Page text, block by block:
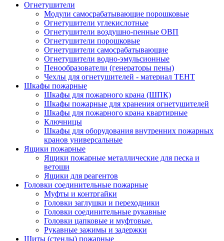
Огнетушители
Модули самосрабатывающие порошковые
Огнетушители углекислотные
Огнетушители воздушно-пенные ОВП
Огнетушители порошковые
Огнетушители самосрабатывающие
Огнетушители водно-эмульсионные
Пенообразователи (генераторы пены)
Чехлы для огнетушителей - материал ТЕНТ
Шкафы пожарные
Шкафы для пожарного крана (ШПК)
Шкафы пожарные для хранения огнетушителей
Шкафы для пожарного крана квартирные
Ключницы
Шкафы для оборудования внутренних пожарных
кранов универсальные
Ящики пожарные
Ящики пожарные металлические для песка и
ветоши
Ящики для реагентов
Головки соединительные пожарные
Муфты и контргайки
Головки заглушки и переходники
Головки соединительные рукавные
Головки цапковые и муфтовые.
Рукавные зажимы и задержки
Щиты (стенды) пожарные